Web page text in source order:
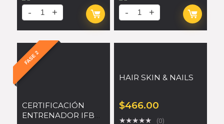
FASE 2
CERTIFICACIÓN
ENTRENADOR IFBB
HAIR SKIN & NAILS
$466.00
★★★★★ (0)